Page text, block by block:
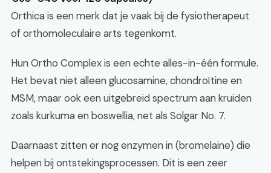
Orthica is een merk dat je vaak bij de fysiotherapeut
of orthomoleculaire arts tegenkomt.
Hun Ortho Complex is een echte alles-in-één formule.
Het bevat niet alleen glucosamine, chondroïtine en
MSM, maar ook een uitgebreid spectrum aan kruiden
zoals kurkuma en boswellia, net als Solgar No. 7.
Daarnaast zitten er nog enzymen in (bromelaine) die
helpen bij ontstekingsprocessen. Dit is een zeer